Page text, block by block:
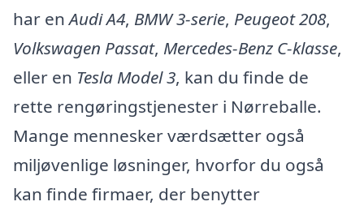
har enAudi A4, BMW 3-serie, Peugeot 208,
Volkswagen Passat, Mercedes-Benz C-klasse,
eller en Tesla Model 3, kan du finde de
rette rengøringstjenester i Nørreballe.
Mange mennesker værdsætter også
miljøvenlige løsninger, hvorfor du også
kan finde firmaer, der benytter